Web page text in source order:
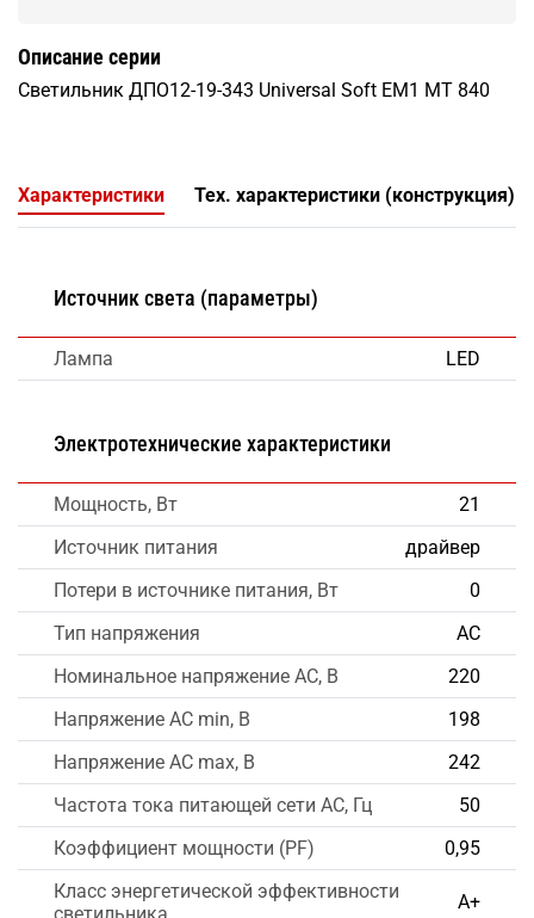
Описание серии
Светильник ДПО12-19-343 Universal Soft EM1 MT 840
Характеристики Тех. характеристики (конструкция)
Источник света (параметры)
Лампа LED
Электротехнические характеристики
Мощность, Вт
21
Источник питания
драйвер
Потери в источнике питания, Вт
0
Тип напряжения
AC
Номинальное напряжение AC, В
220
Напряжение AC min, В
198
Напряжение AC max, В
242
Частота тока питающей сети AC, Гц
50
Коэффициент мощности (PF)
0,95
Класс энергетической эффективности
А+